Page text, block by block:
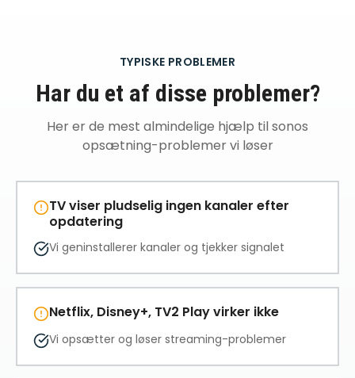
TYPISKE PROBLEMER
Har du et af disse problemer?
Her er de mest almindelige hjælp til sonos
opsætning-problemer vi løser
TV viser pludselig ingen kanaler efter
opdatering
Vi geninstallerer kanaler og tjekker signalet
Netflix, Disney+, TV2 Play virker ikke
Vi opsætter og løser streaming-problemer